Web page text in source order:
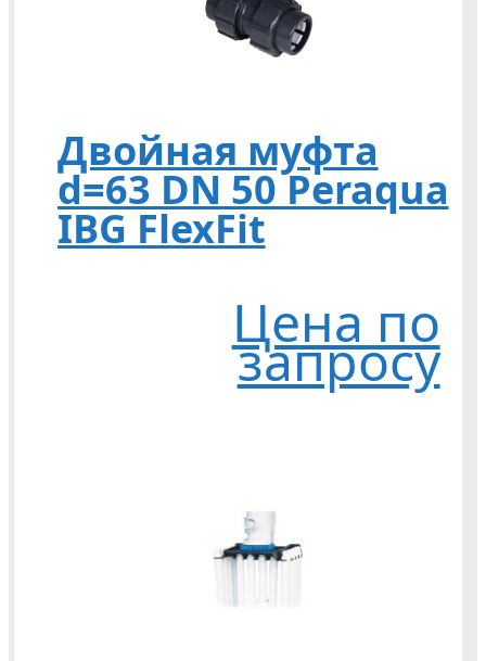
Двойная муфта
d=63 DN 50 Peraqua
IBG FlexFit
Цена по
запросу